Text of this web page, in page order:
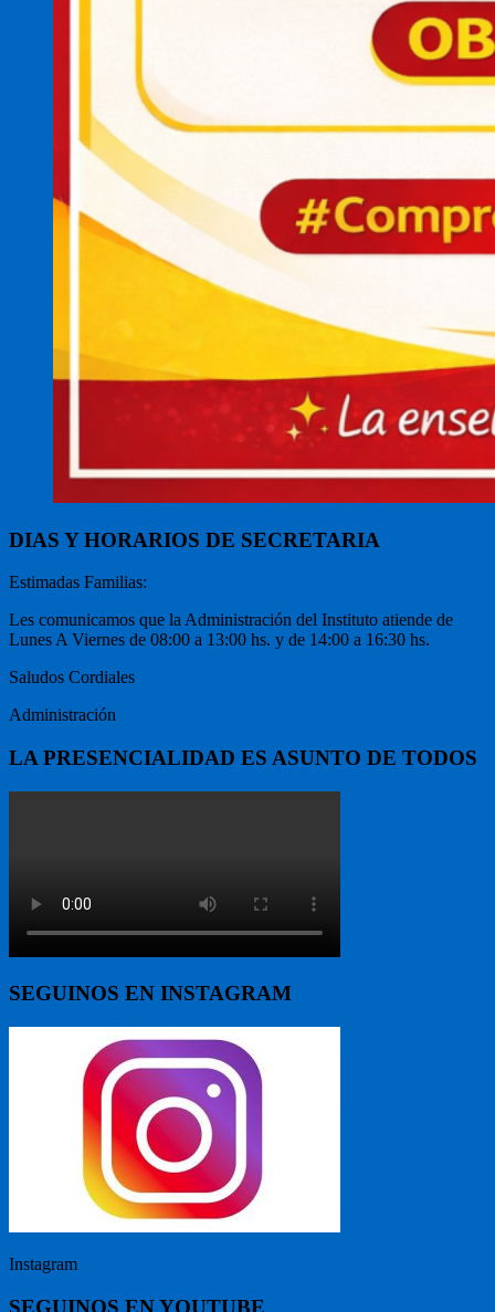
DIAS Y HORARIOS DE SECRETARIA
Estimadas Familias:
Les comunicamos que la Administración del Instituto atiende de
Lunes A Viernes de 08:00 a 13:00 hs. y de 14:00 a 16:30 hs.
Saludos Cordiales
Administración
LA PRESENCIALIDAD ES ASUNTO DE TODOS
SEGUINOS EN INSTAGRAM
Instagram
SEGUINOS EN YOUTUBE